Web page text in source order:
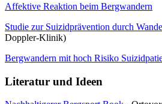
Affektive Reaktion beim Bergwandern
Studie zur Suizidprävention durch
Doppler-Klinik)
Bergwandern mit hoch Risiko
Literatur und Ideen